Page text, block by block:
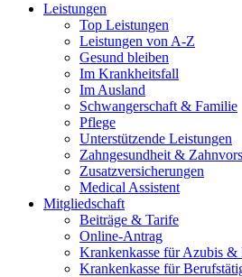
Leistungen
Top Leistungen
Leistungen von A-Z
Gesund bleiben
Im Krankheitsfall
Im Ausland
Schwangerschaft & Familie
Pflege
Unterstützende Leistungen
Zahngesundheit &
Zusatzversicherungen
Medical Assistent
Mitgliedschaft
Beiträge & Tarife
Online-Antrag
Krankenkasse für Azubis &
Krankenkasse für